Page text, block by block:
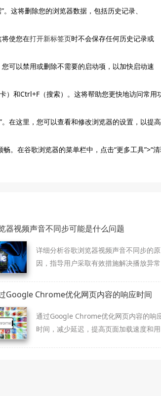
这将删除您的浏览器数据，包括历史记录、
将使您在打开新标签页时不会保存任何历史记录或
可以禁用或删除不需要的启动项，以加快启动速
）和Ctrl+F（搜索）。这将帮助您更快地访问常用
。在这里，您可以查看和修改浏览器的设置，以提高
。在谷歌浏览器的菜单栏中，点击“更多工具”>“
器视频声音不同步可能是什么问题
详细分析谷歌浏览器视频声音不同步的原
因，指导用户采取有效措施解决播放异常
Google Chrome优化网页内容的响应时间
通过Google Chrome优化网页内容的响
时间，减少延迟，提高页面加载速度和用